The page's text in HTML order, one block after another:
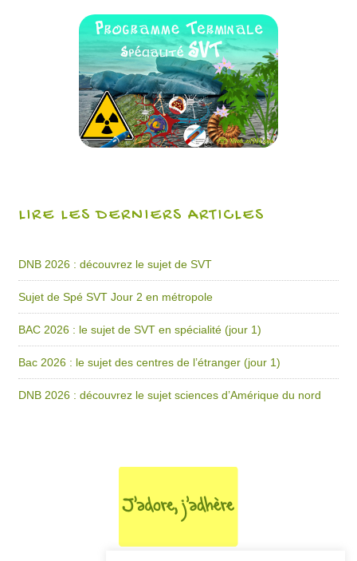
LIRE LES DERNIERS ARTICLES
DNB 2026 : découvrez le sujet de SVT
Sujet de Spé SVT Jour 2 en métropole
BAC 2026 : le sujet de SVT en spécialité (jour 1)
Bac 2026 : le sujet des centres de l’étranger (jour 1)
DNB 2026 : découvrez le sujet sciences d’Amérique du nord